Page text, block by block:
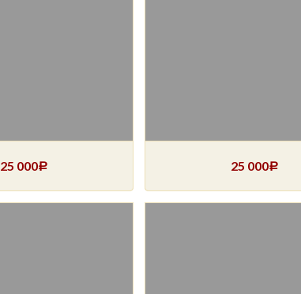
25 000Р 25 000Р